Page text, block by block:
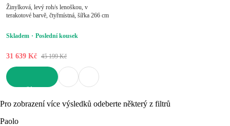
Žinylková, levý roh/s lenoškou, v
terakotové barvě, čtyřmístná, šířka 266 cm
Skladem Poslední kousek
31 639 Kč 45 199 Kč
Pro zobrazení více výsledků odeberte některý z filtrů
Paolo